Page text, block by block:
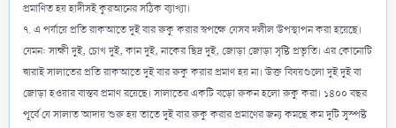
প্রমাণিত হয় হাদীসই কুরআনের সঠিক ব্যাখ্যা।
৭. এ পর্যায়ে প্রতি রাকআতে দুই বার রুকু করার স্বপক্ষে যেসব দলীল উপস্থাপন করা হয়েছে।
যেমন: সাক্ষী দুই, চোখ দুই, কান দুই, নাকের ছিদ্র দুই, জোড়া জোড়া সৃষ্টি প্রভৃতি। এর কোনোটি
দ্বারাই সালাতের প্রতি রাকআতে দুই বার রুকু করার প্রমাণ হয় না। উক্ত বিষয়গুলো দুই দুই বা
জোড়া হওয়ার বাস্তব প্রমাণ রয়েছে। সালাতের একটি বড়ো রুকন হলো রুকু করা। ১৪০০ বছর
পূর্বে যে সালাত আদায় শুরু হয় তাতে দুই বার রুকু করার প্রমাণের জন্য কমছে কম দুটি সুস্পষ্ট